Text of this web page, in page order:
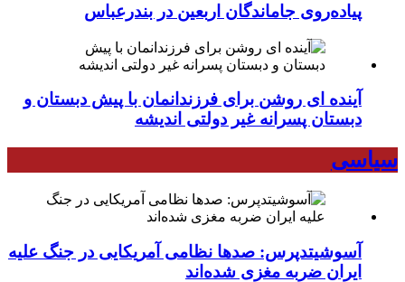
پیاده‌روی جاماندگان اربعین در بندرعباس
آینده ای روشن برای فرزندانمان با پیش دبستان و
دبستان پسرانه غیر دولتی اندیشه
سیاسی
آسوشیتدپرس: صدها نظامی آمریکایی در جنگ علیه
ایران ضربه مغزی شده‌اند